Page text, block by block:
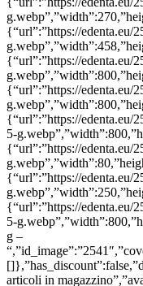
{“url”:”https://edenta.eu/
{“url”:”https://edenta.eu/
{“url”:”https://edenta.eu/
{“url”:”https://edenta.eu/
5-
{“url”:”https://edenta.eu/
{“url”:”https://edenta.eu/
{“url”:”https://edenta.eu/
5-
g –
articoli in